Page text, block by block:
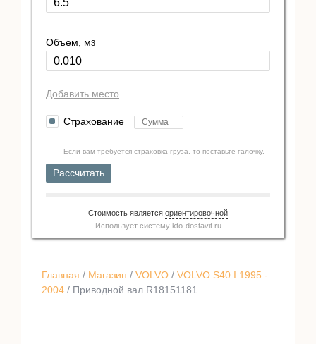
Главная / Магазин / VOLVO / VOLVO S40 I 1995 -
2004 / Приводной вал R18151181
Объем, м3
Добавить место
Страхование
Если вам требуется страховка груза, то поставьте галочку.
Рассчитать
Стоимость является ориентировочной
Использует систему kto-dostavit.ru